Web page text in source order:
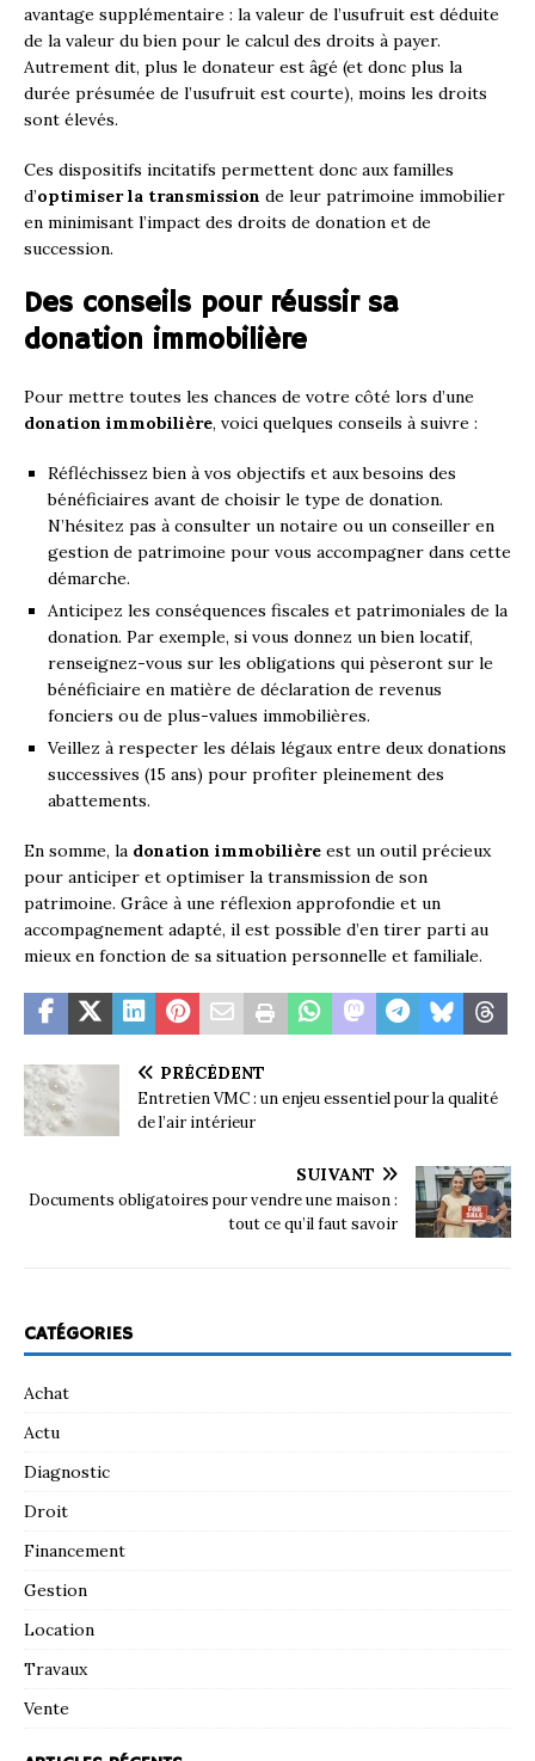
avantage supplémentaire : la valeur de l’usufruit est déduite
de la valeur du bien pour le calcul des droits à payer.
Autrement dit, plus le donateur est âgé (et donc plus la
durée présumée de l’usufruit est courte), moins les droits
sont élevés.
Ces dispositifs incitatifs permettent donc aux familles
d’optimiser la transmission de leur patrimoine immobilier
en minimisant l’impact des droits de donation et de
succession.
Des conseils pour réussir sa
donation immobilière
Pour mettre toutes les chances de votre côté lors d’une
donation immobilière, voici quelques conseils à suivre :
Réfléchissez bien à vos objectifs et aux besoins des
bénéficiaires avant de choisir le type de donation.
N’hésitez pas à consulter un notaire ou un conseiller en
gestion de patrimoine pour vous accompagner dans cette
démarche.
Anticipez les conséquences fiscales et patrimoniales de la
donation. Par exemple, si vous donnez un bien locatif,
renseignez-vous sur les obligations qui pèseront sur le
bénéficiaire en matière de déclaration de revenus
fonciers ou de plus-values immobilières.
Veillez à respecter les délais légaux entre deux donations
successives (15 ans) pour profiter pleinement des
abattements.
En somme, la donation immobilière est un outil précieux
pour anticiper et optimiser la transmission de son
patrimoine. Grâce à une réflexion approfondie et un
accompagnement adapté, il est possible d’en tirer parti au
mieux en fonction de sa situation personnelle et familiale.
PRÉCÉDENT
Entretien VMC : un enjeu essentiel pour la qualité
de l’air intérieur
SUIVANT
Documents obligatoires pour vendre une maison :
tout ce qu’il faut savoir
CATÉGORIES
Achat
Actu
Diagnostic
Droit
Financement
Gestion
Location
Travaux
Vente